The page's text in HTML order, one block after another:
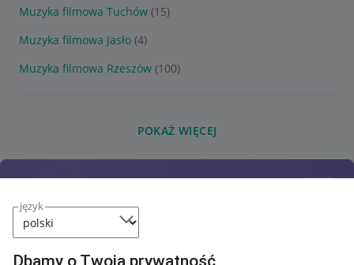
język
Dbamy o Twoją prywatność
Muzyka filmowa Tuchów (15)
Muzyka filmowa Jasło (4)
Muzyka filmowa Rzeszów (100)
POKAŻ WIĘCEJ